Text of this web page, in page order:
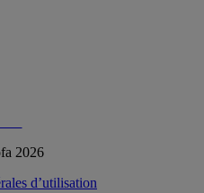
2026
d’utilisation